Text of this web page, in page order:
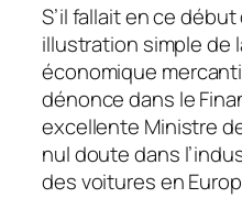
S’il fallait en ce
illustration simple de
économique
dénonce dans le
excellente Ministre
nul doute dans
des voitures en